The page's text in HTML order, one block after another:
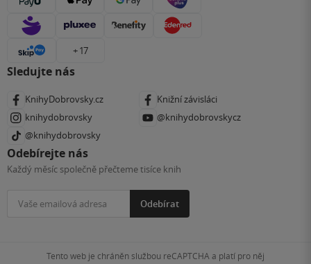
+ 17
Sledujte nás
KnihyDobrovsky.cz
Knižní závisláci
knihydobrovsky
@knihydobrovskycz
@knihydobrovsky
Odebírejte nás
Každý měsíc společně přečteme tisíce knih
Odebírat
Tento web je chráněn službou reCAPTCHA a platí pro něj